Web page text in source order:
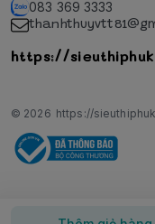
083 369 3333
https://
© 2026 https://